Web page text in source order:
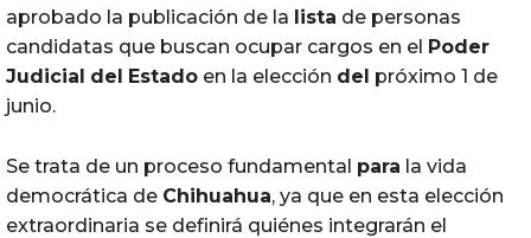
aprobado la publicación de la lista de personas
candidatas que buscan ocupar cargos en el Poder
Judicial del Estado en la elección del próximo 1 de
junio.
Se trata de un proceso fundamental para la vida
democrática de Chihuahua, ya que en esta elección
extraordinaria se definirá quiénes integrarán el